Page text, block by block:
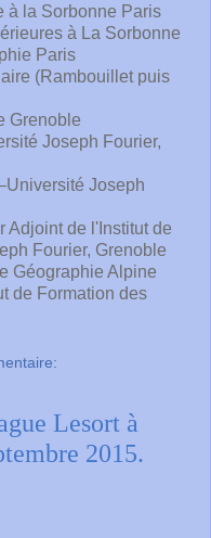
Sorbonne Paris
à La Sorbonne
Paris
(Rambouillet puis
Grenoble
Joseph Fourier,
Joseph
Adjoint de l'Institut de
Fourier, Grenoble
Géographie Alpine
de Formation des
Lesort à
2015.